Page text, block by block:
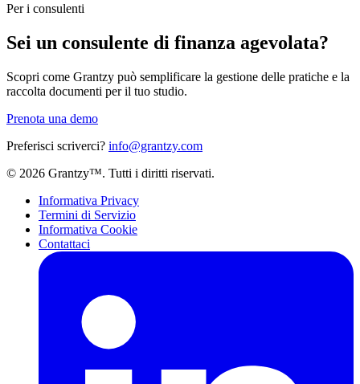
Per i consulenti
Sei un consulente di finanza agevolata?
Scopri come Grantzy può semplificare la gestione delle pratiche e la
raccolta documenti per il tuo studio.
Prenota una demo
Preferisci scriverci? info@grantzy.com
© 2026 Grantzy™. Tutti i diritti riservati.
Informativa Privacy
Termini di Servizio
Informativa Cookie
Contattaci